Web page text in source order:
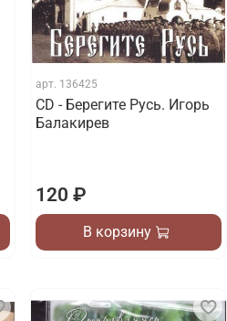
арт. 136425
CD - Берегите Русь. Игорь
Балакирев
120 ₽
В корзину